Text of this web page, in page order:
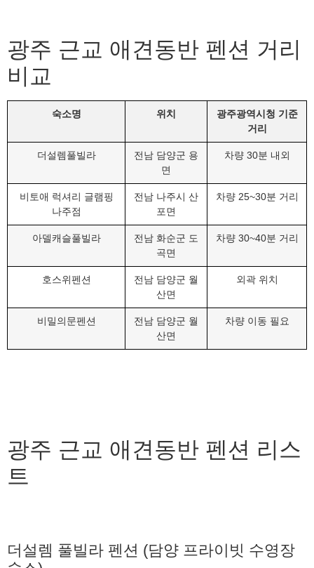
광주 근교 애견동반 펜션 거리
비교
숙소명 위치
광주광역시청 기준
거리
더설렘풀빌라
전남 담양군 용
면
차량 30분 내외
비토애 럭셔리 글램핑
나주점
전남 나주시 산
포면
차량 25~30분 거리
아델캐슬풀빌라
전남 화순군 도
곡면
차량 30~40분 거리
호스위펜션
전남 담양군 월
산면
외곽 위치
비밀의문펜션
전남 담양군 월
산면
차량 이동 필요
광주 근교 애견동반 펜션 리스
트
더설렘 풀빌라 펜션 (담양 프라이빗 수영장